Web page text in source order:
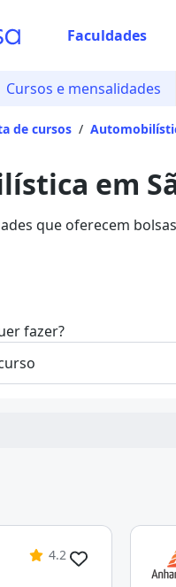
Faculdades
Cursos e mensalidades
de cursos /
em
que oferecem
fazer?
4.2